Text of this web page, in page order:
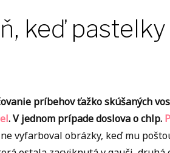
keď
príbehov ťažko skúšaných
. V jednom prípade doslova o chlp.
vyfarboval obrázky, keď mu